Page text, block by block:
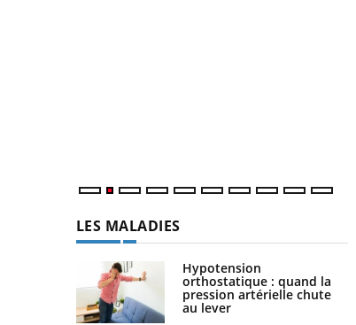
LES MALADIES
Hypotension
orthostatique : quand la
pression artérielle chute
au lever